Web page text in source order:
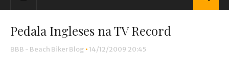
Pedala Ingleses na TV Record
BBB - Beach Biker Blog • 14/12/2009 20:45